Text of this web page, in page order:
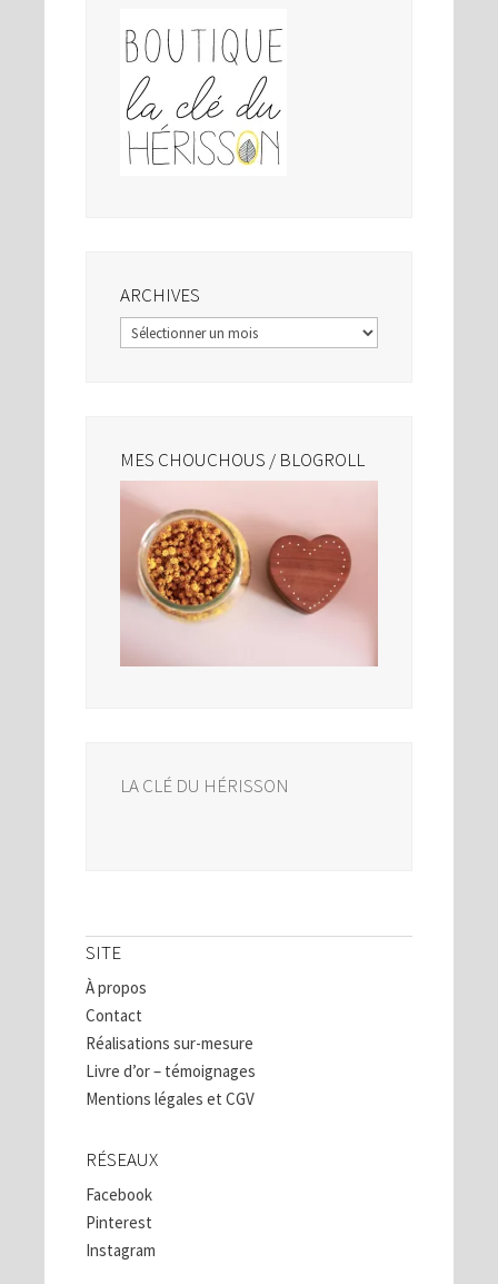
ARCHIVES
Archives
MES CHOUCHOUS / BLOGROLL
LA CLÉ DU HÉRISSON
SITE
À propos
Contact
Réalisations sur-mesure
Livre d’or – témoignages
Mentions légales et CGV
RÉSEAUX
Facebook
Pinterest
Instagram